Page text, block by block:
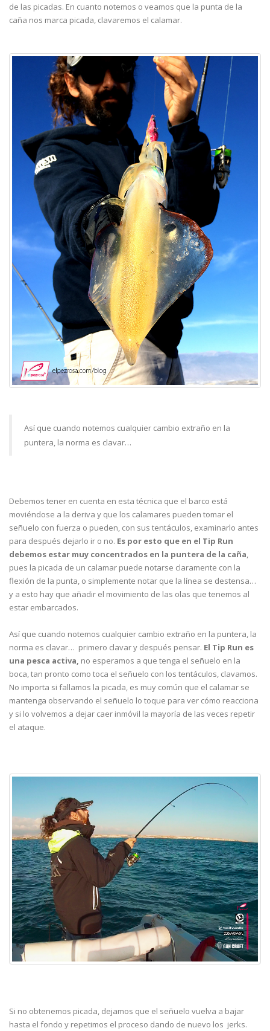
de las picadas. En cuanto notemos o veamos que la punta de la
caña nos marca picada, clavaremos el calamar.
Así que cuando notemos cualquier cambio extraño en la
puntera, la norma es clavar…
Debemos tener en cuenta en esta técnica que el barco está
moviéndose a la deriva y que los calamares pueden tomar el
señuelo con fuerza o pueden, con sus tentáculos, examinarlo antes
para después dejarlo ir o no. Es por esto que en el Tip Run
debemos estar muy concentrados en la puntera de la caña,
pues la picada de un calamar puede notarse claramente con la
flexión de la punta, o simplemente notar que la línea se destensa…
y a esto hay que añadir el movimiento de las olas que tenemos al
estar embarcados.
Así que cuando notemos cualquier cambio extraño en la puntera, la
norma es clavar… primero clavar y después pensar. El Tip Run es
una pesca activa, no esperamos a que tenga el señuelo en la
boca, tan pronto como toca el señuelo con los tentáculos, clavamos.
No importa si fallamos la picada, es muy común que el calamar se
mantenga observando el señuelo lo toque para ver cómo reacciona
y si lo volvemos a dejar caer inmóvil la mayoría de las veces repetir
el ataque.
Si no obtenemos picada, dejamos que el señuelo vuelva a bajar
hasta el fondo y repetimos el proceso dando de nuevo los jerks.